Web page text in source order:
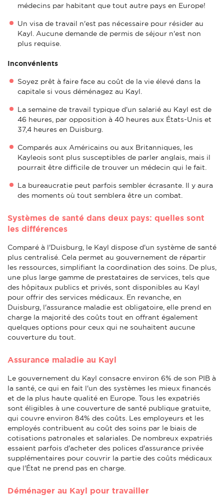
médecins par habitant que tout autre pays en Europe!
Un visa de travail n'est pas nécessaire pour résider au
Kayl. Aucune demande de permis de séjour n'est non
plus requise.
Inconvénients
Soyez prêt à faire face au coût de la vie élevé dans la
capitale si vous déménagez au Kayl.
La semaine de travail typique d'un salarié au Kayl est de
46 heures, par opposition à 40 heures aux États-Unis et
37,4 heures en Duisburg.
Comparés aux Américains ou aux Britanniques, les
Kayleois sont plus susceptibles de parler anglais, mais il
pourrait être difficile de trouver un médecin qui le fait.
La bureaucratie peut parfois sembler écrasante. Il y aura
des moments où tout semblera être un combat.
Systèmes de santé dans deux pays: quelles sont
les différences
Comparé à l'Duisburg, le Kayl dispose d'un système de santé
plus centralisé. Cela permet au gouvernement de répartir
les ressources, simplifiant la coordination des soins. De plus,
une plus large gamme de prestataires de services, tels que
des hôpitaux publics et privés, sont disponibles au Kayl
pour offrir des services médicaux. En revanche, en
Duisburg, l'assurance maladie est obligatoire, elle prend en
charge la majorité des coûts tout en offrant également
quelques options pour ceux qui ne souhaitent aucune
couverture du tout.
Assurance maladie au Kayl
Le gouvernement du Kayl consacre environ 6% de son PIB à
la santé, ce qui en fait l'un des systèmes les mieux financés
et de la plus haute qualité en Europe. Tous les expatriés
sont éligibles à une couverture de santé publique gratuite,
qui couvre environ 84% des coûts. Les employeurs et les
employés contribuent au coût des soins par le biais de
cotisations patronales et salariales. De nombreux expatriés
essaient parfois d'acheter des polices d'assurance privée
supplémentaires pour couvrir la partie des coûts médicaux
que l'État ne prend pas en charge.
Déménager au Kayl pour travailler